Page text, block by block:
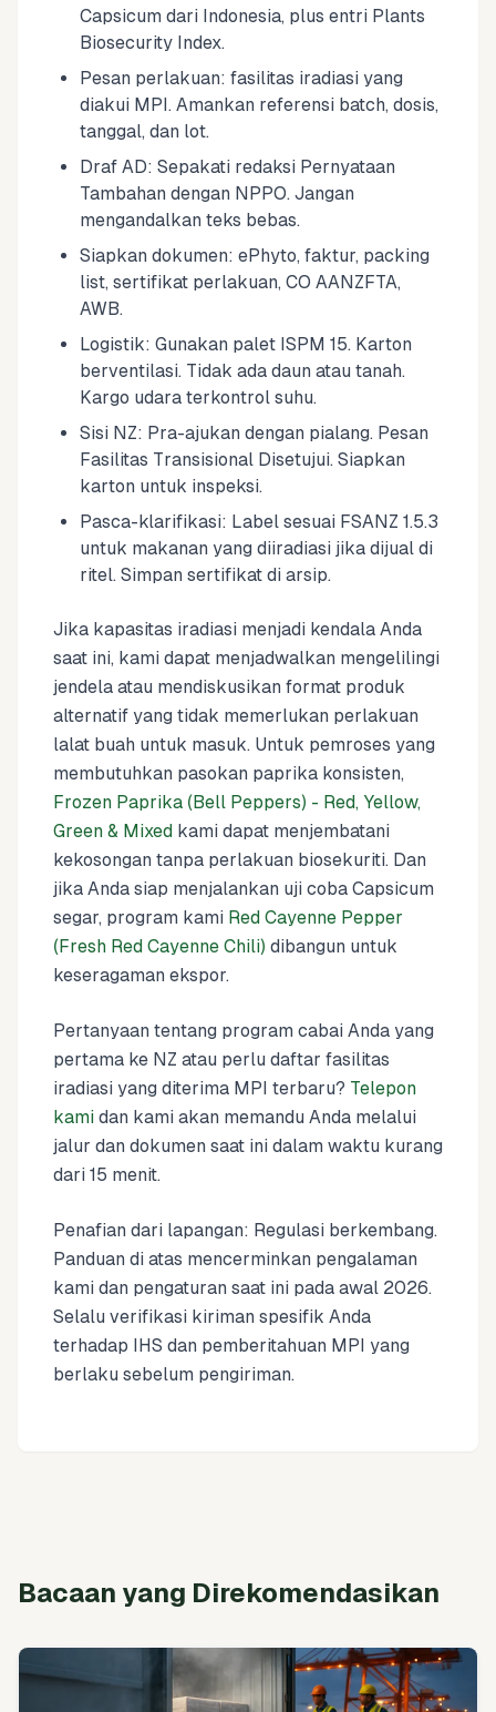
Capsicum dari Indonesia, plus entri Plants
Biosecurity Index.
Pesan perlakuan: fasilitas iradiasi yang
diakui MPI. Amankan referensi batch, dosis,
tanggal, dan lot.
Draf AD: Sepakati redaksi Pernyataan
Tambahan dengan NPPO. Jangan
mengandalkan teks bebas.
Siapkan dokumen: ePhyto, faktur, packing
list, sertifikat perlakuan, CO AANZFTA,
AWB.
Logistik: Gunakan palet ISPM 15. Karton
berventilasi. Tidak ada daun atau tanah.
Kargo udara terkontrol suhu.
Sisi NZ: Pra-ajukan dengan pialang. Pesan
Fasilitas Transisional Disetujui. Siapkan
karton untuk inspeksi.
Pasca-klarifikasi: Label sesuai FSANZ 1.5.3
untuk makanan yang diiradiasi jika dijual di
ritel. Simpan sertifikat di arsip.
Jika kapasitas iradiasi menjadi kendala Anda
saat ini, kami dapat menjadwalkan mengelilingi
jendela atau mendiskusikan format produk
alternatif yang tidak memerlukan perlakuan
lalat buah untuk masuk. Untuk pemroses yang
membutuhkan pasokan paprika konsisten,
Frozen Paprika (Bell Peppers) - Red, Yellow,
Green & Mixed kami dapat menjembatani
kekosongan tanpa perlakuan biosekuriti. Dan
jika Anda siap menjalankan uji coba Capsicum
segar, program kami Red Cayenne Pepper
(Fresh Red Cayenne Chili) dibangun untuk
keseragaman ekspor.
Pertanyaan tentang program cabai Anda yang
pertama ke NZ atau perlu daftar fasilitas
iradiasi yang diterima MPI terbaru? Telepon
kami dan kami akan memandu Anda melalui
jalur dan dokumen saat ini dalam waktu kurang
dari 15 menit.
Penafian dari lapangan: Regulasi berkembang.
Panduan di atas mencerminkan pengalaman
kami dan pengaturan saat ini pada awal 2026.
Selalu verifikasi kiriman spesifik Anda
terhadap IHS dan pemberitahuan MPI yang
berlaku sebelum pengiriman.
Bacaan yang Direkomendasikan